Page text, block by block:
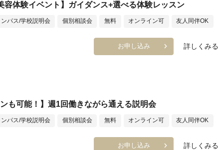
容体験イベント】ガイダンス+選べる体験レッスン
パス/学校説明会 個別相談会 無料 オンライン可 友人同伴OK
お申し込み 詳しくみる
ンも可能！】週1回働きながら通える説明会
パス/学校説明会 個別相談会 無料 オンライン可 友人同伴OK
お申し込み 詳しくみる